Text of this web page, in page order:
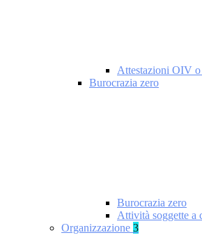
Attestazioni OIV o
Burocrazia zero
Burocrazia zero
Attività soggette a
Organizzazione 3